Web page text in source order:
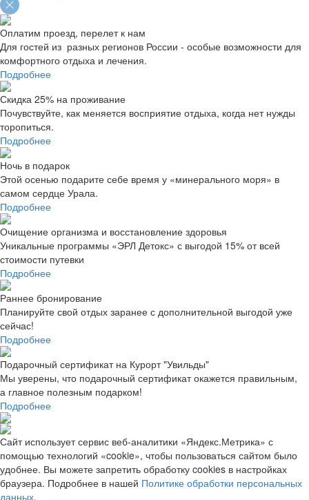
Оплатим проезд, перелет к нам
Для гостей из разных регионов России - особые возможности для
комфортного отдыха и лечения.
Подробнее
Скидка 25% на проживание
Почувствуйте, как меняется восприятие отдыха, когда нет нужды
торопиться.
Подробнее
Ночь в подарок
Этой осенью подарите себе время у «минерального моря» в
самом сердце Урала.
Подробнее
Очищение организма и восстановление здоровья
Уникальные программы «ЭРЛ Детокс» с выгодой 15% от всей
стоимости путевки
Подробнее
Раннее бронирование
Планируйте свой отдых заранее с дополнительной выгодой уже
сейчас!
Подробнее
Подарочный сертификат на Курорт "Увильды"
Мы уверены, что подарочный сертификат окажется правильным,
а главное полезным подарком!
Подробнее
Сайт использует сервис веб-аналитики «Яндекс.Метрика» с
помощью технологий «cookie», чтобы пользоваться сайтом было
удобнее. Вы можете запретить обработку cookies в настройках
браузера. Подробнее в нашей Политике обработки персональных
данных.